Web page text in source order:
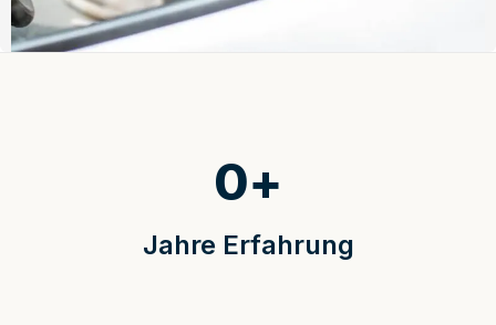
Jahre Erfahrung
0+